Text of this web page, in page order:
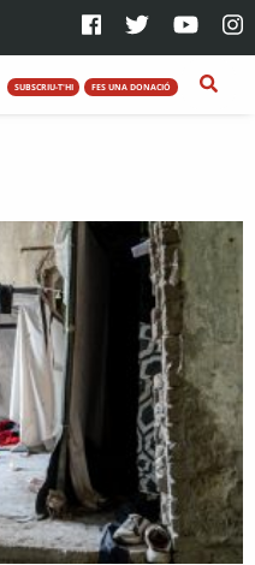
SUBSCRIU-T'HI FES UNA DONACIÓ